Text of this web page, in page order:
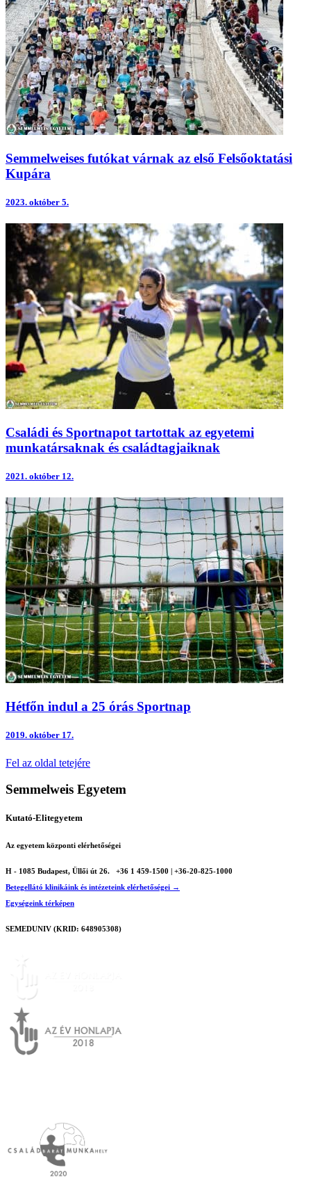
Semmelweises futókat várnak az első Felsőoktatási
Kupára
2023. október 5.
Családi és Sportnapot tartottak az egyetemi
munkatársaknak és családtagjaiknak
2021. október 12.
Hétfőn indul a 25 órás Sportnap
2019. október 17.
Fel az oldal tetejére
Semmelweis Egyetem
Kutató-Elitegyetem
Az egyetem központi elérhetőségei
H - 1085 Budapest, Üllői út 26.
+36 1 459-1500 | +36-20-825-1000
Betegellátó klinikáink és intézeteink elérhetőségei →
Egységeink térképen
SEMEDUNIV (KRID: 648905308)